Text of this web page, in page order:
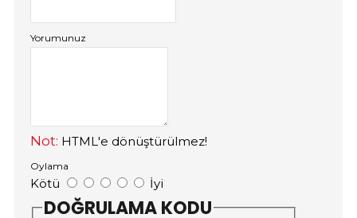
Yorumunuz
Not: HTML'e dönüştürülmez!
Oylama
Kötü İyi
DOĞRULAMA KODU